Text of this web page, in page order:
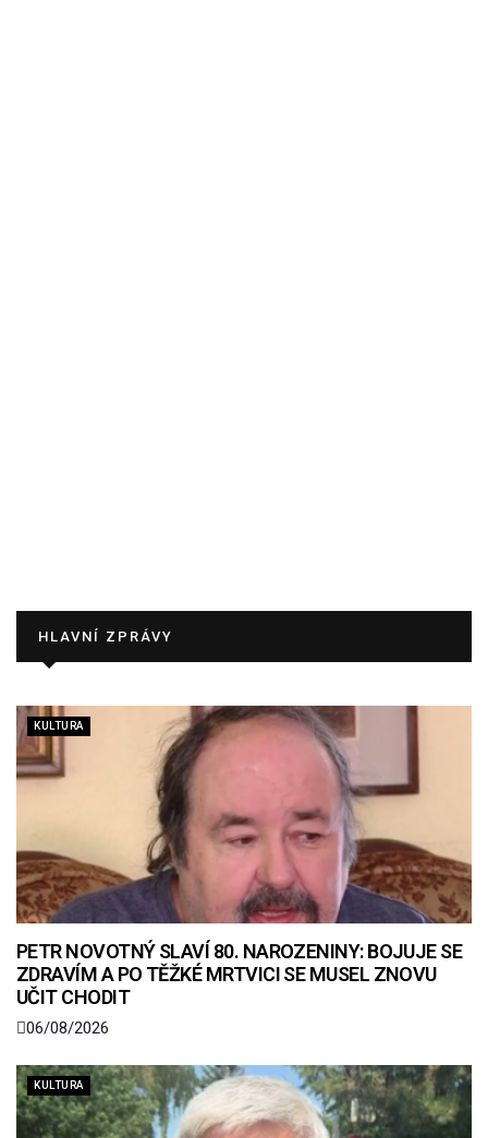
HLAVNÍ ZPRÁVY
KULTURA
PETR NOVOTNÝ SLAVÍ 80. NAROZENINY: BOJUJE SE
ZDRAVÍM A PO TĚŽKÉ MRTVICI SE MUSEL ZNOVU
UČIT CHODIT
06/08/2026
KULTURA